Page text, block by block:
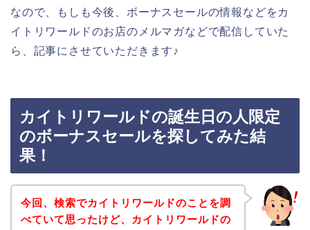
なので、もしも今後、ボーナスセールの情報などをカ
イトリワールドのお店のメルマガなどで配信していた
ら、記事にさせていただきます♪
カイトリワールドの誕生日の人限定
のボーナスセールを探してみた結
果！
今回、検索でカイトリワールドのことを調
べていて思ったけど、カイトリワールドの